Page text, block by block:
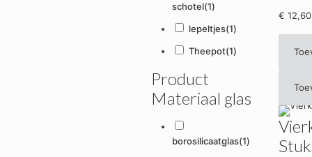
schotel(1)
lepeltjes(1)
Theepot(1)
Product
Materiaal glas
borosilicaatglas(1)
€ 12,60